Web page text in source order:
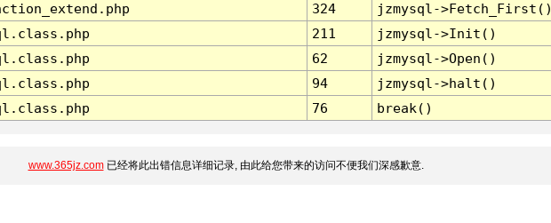
324
jzmysql-
211
jzmysql->Init()
62
jzmysql->Open()
94
jzmysql->halt()
76 break()
www.365jz.com已经将此出错信息详细记录, 由此给您带来的访问不便我们深感歉意.